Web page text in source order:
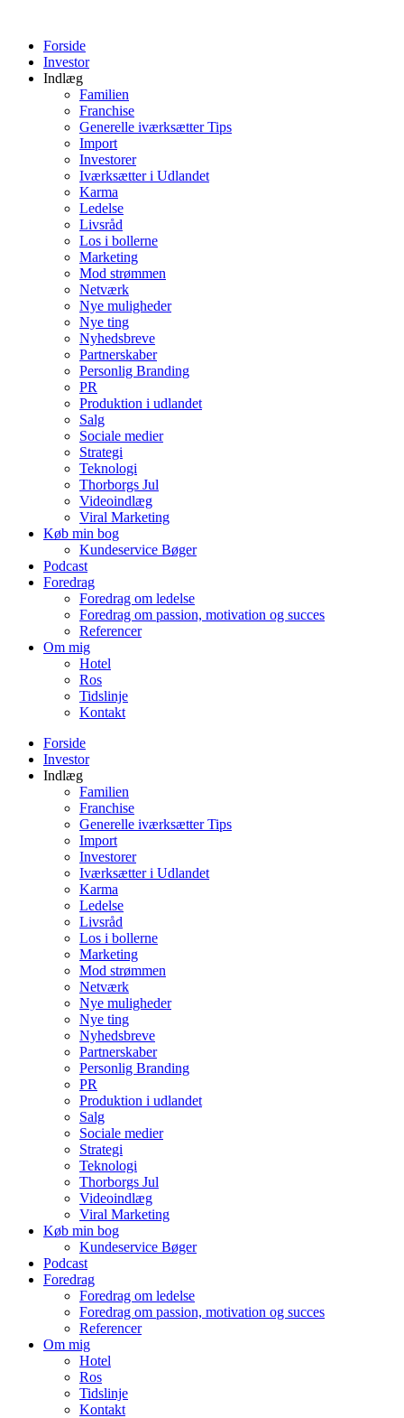
indholdForside
Investor
Indlæg
Familien
Franchise
Generelle iværksætter Tips
Import
Investorer
Iværksætter i Udlandet
Karma
Ledelse
Livsråd
Los i bollerne
Marketing
Mod strømmen
Netværk
Nye muligheder
Nye ting
Nyhedsbreve
Partnerskaber
Personlig Branding
PR
Produktion i udlandet
Salg
Sociale medier
Strategi
Teknologi
Thorborgs Jul
Videoindlæg
Viral Marketing
Køb min bog
Kundeservice Bøger
Podcast
Foredrag
Foredrag om ledelse
Foredrag om passion, motivation og succes
Referencer
Om mig
Hotel
Ros
Tidslinje
Kontakt
Forside
Investor
Indlæg
Familien
Franchise
Generelle iværksætter Tips
Import
Investorer
Iværksætter i Udlandet
Karma
Ledelse
Livsråd
Los i bollerne
Marketing
Mod strømmen
Netværk
Nye muligheder
Nye ting
Nyhedsbreve
Partnerskaber
Personlig Branding
PR
Produktion i udlandet
Salg
Sociale medier
Strategi
Teknologi
Thorborgs Jul
Videoindlæg
Viral Marketing
Køb min bog
Kundeservice Bøger
Podcast
Foredrag
Foredrag om ledelse
Foredrag om passion, motivation og succes
Referencer
Om mig
Hotel
Ros
Tidslinje
Kontakt